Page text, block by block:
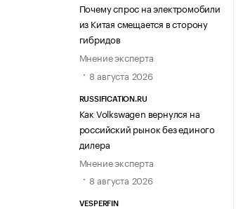
Почему спрос на электромобили
из Китая смещается в сторону
гибридов
Мнение эксперта
8 августа 2026
RUSSIFICATION.RU
Как Volkswagen вернулся на
российский рынок без единого
дилера
Мнение эксперта
8 августа 2026
VESPERFIN